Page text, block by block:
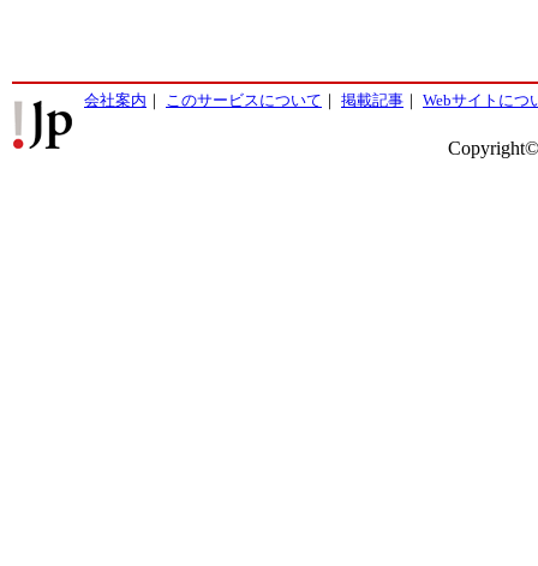
会社案内 ｜ このサービスについて ｜ 掲載記事 ｜ Webサイトにつ